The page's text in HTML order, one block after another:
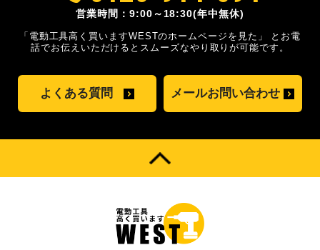
営業時間：9:00～18:30(年中無休)
「電動工具高く買いますWESTのホームページを見た」
とお電
話でお伝えいただけるとスムーズなやり取りが可能です。
よくある質問 メールお問い合わせ